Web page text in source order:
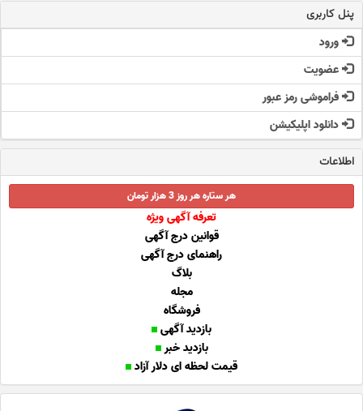
پنل کاربری
ورود
عضویت
فراموشی رمز عبور
دانلود اپلیکیشن
اطلاعات
هر ستاره هر روز 3 هزار تومان
تعرفه آگهی ویژه
قوانین درج آگهی
راهنمای درج آگهی
بلاگ
مجله
فروشگاه
بازدید آگهی
بازدید خبر
قیمت لحظه ای دلار آزاد